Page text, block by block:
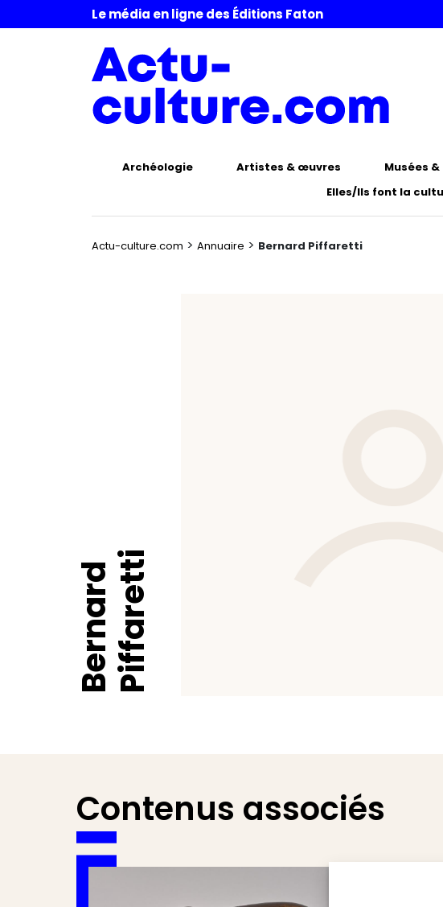
Le média en ligne des Éditions Faton
Archéologie Artistes & œuvres Musées
Elles/Ils font la
Actu-culture.com > Annuaire > Bernard Piffaretti
BernardPiffaretti
Contenus associés